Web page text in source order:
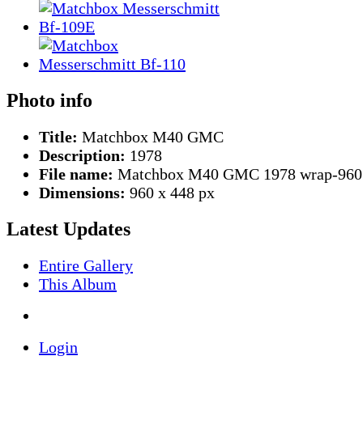
Photo info
Title: Matchbox M40 GMC
Description: 1978
File name: Matchbox M40 GMC 1978 wrap-
Dimensions: 960 x 448 px
Latest Updates
Entire Gallery
This Album
Login